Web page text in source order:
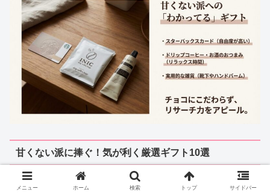
甘くない派に捧ぐ！気が利く厳選ギフト10選
スターバックス ビバレッジカード （700円〜）：鉄板
メニュー ホーム 検索 トップ サイドバー